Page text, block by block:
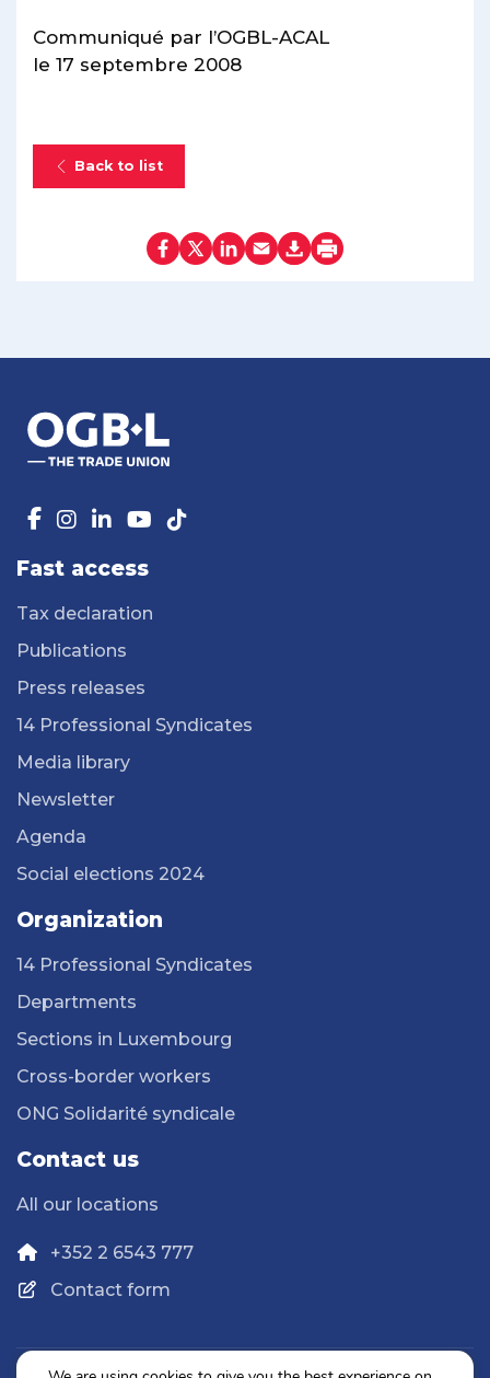
Communiqué par l’OGBL-ACAL
le 17 septembre 2008
Back to list
Fast access
Tax declaration
Publications
Press releases
14 Professional Syndicates
Media library
Newsletter
Agenda
Social elections 2024
Organization
14 Professional Syndicates
Departments
Sections in Luxembourg
Cross-border workers
ONG Solidarité syndicale
Contact us
All our locations
+352 2 6543 777
Contact form